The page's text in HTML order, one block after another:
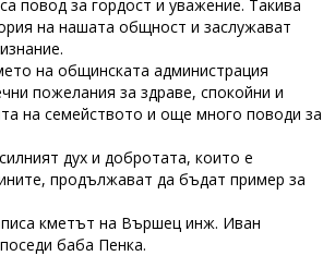
повод за гордост и уважение. Такива
на нашата общност и заслужават
на общинската администрация
пожелания за здраве, спокойни и
на семейството и още много поводи за
дух и добротата, които е
продължават да бъдат пример за
кметът на Вършец инж. Иван
баба Пенка.